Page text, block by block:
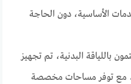
الأساسية، دون الحاجة
باللياقة البدنية، تم تجهيز
مع توفر مساحات مخصصة